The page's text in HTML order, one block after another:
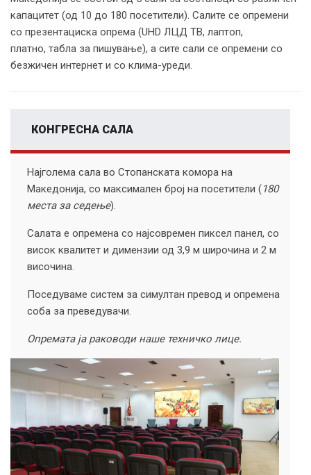
капацитет (од 10 до 180 посетители). Салите се опремени
со презентациска опрема (UHD ЛЦД ТВ, лаптоп,
платно, табла за пишување), а сите сали се опремени со
безжичен интернет и со клима-уреди.
КОНГРЕСНА САЛА
Најголема сала во Стопанската комора на
Македонија, со максимален број на посетители (180
места за седење).
Салата е опремена со најсовремен пиксел панел, со
висок квалитет и димензии од 3,9 м широчина и 2 м
височина.
Поседуваме систем за симултан превод и опремена
соба за преведувачи.
Опремата ја раководи наше техничко лице.